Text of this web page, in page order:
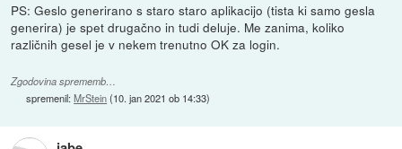
PS: Geslo generirano s staro staro aplikacijo (tista ki samo gesla
generira) je spet drugačno in tudi deluje. Me zanima, koliko
različnih gesel je v nekem trenutno OK za login.
Zgodovina sprememb…
spremenil:MrStein(10. jan 2021 ob 14:33)